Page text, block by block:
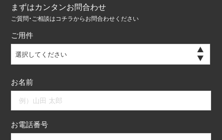
まずはカンタンお問合わせ
ご質問・ご相談はコチラからお問合わせください
ご用件
選択してください
お名前
お電話番号